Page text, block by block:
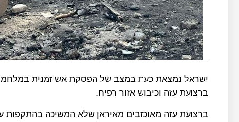
ישראל נמצאת כעת במצב של הפסקת אש זמנית
ברצועת עזה וכיבוש אזור רפיח.
ברצועת עזה מאוכזבים מאיראן שלא המשיכה בהתקפות